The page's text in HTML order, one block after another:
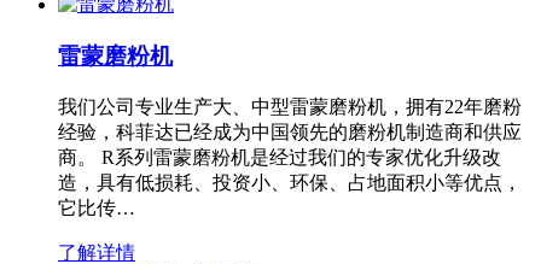
雷蒙磨粉机
我们公司专业生产大、中型雷蒙磨粉机，拥有22年磨粉
经验，科菲达已经成为中国领先的磨粉机制造商和供应
商。 R系列雷蒙磨粉机是经过我们的专家优化升级改
造，具有低损耗、投资小、环保、占地面积小等优点，
它比传…
了解详情